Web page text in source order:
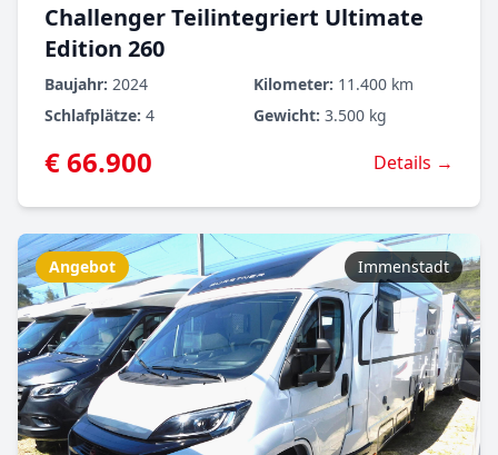
Challenger Teilintegriert Ultimate
Edition 260
Baujahr: 2024 Kilometer: 11.400 km
Schlafplätze: 4 Gewicht: 3.500 kg
€ 66.900 Details →
Angebot Immenstadt